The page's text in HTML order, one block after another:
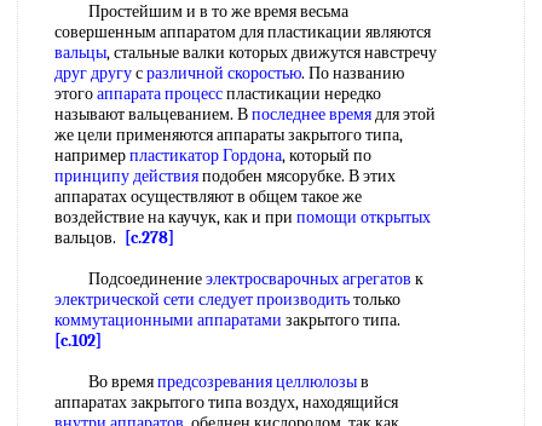
Простейшим и в то же время весьма
совершенным аппаратом для пластикации являются
вальцы, стальные валки которых движутся навстречу
друг другусразличной скоростью. По названию
этогоаппарата процесспластикации нередко
называют вальцеванием. Впоследнее времядля этой
же цели применяются аппараты закрытого типа,
напримерпластикатор Гордона, который по
принципу действияподобен мясорубке. В этих
аппаратах осуществляют в общем такое же
воздействие на каучук, как и при помощи открытых
вальцов.
[c.278]
Подсоединениеэлектросварочных агрегатов к
электрической сети следует производитьтолько
коммутационными аппаратами закрытого типа.
[c.102]
Во времяпредсозревания целлюлозыв
аппаратах закрытого типа воздух, находящийся